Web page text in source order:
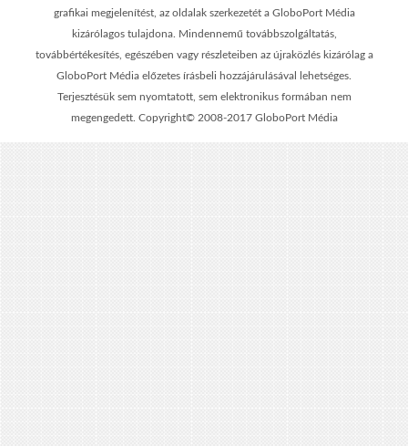
grafikai megjelenítést, az oldalak szerkezetét a GloboPort Média
kizárólagos tulajdona. Mindennemű továbbszolgáltatás,
továbbértékesítés, egészében vagy részleteiben az újraközlés kizárólag a
GloboPort Média előzetes írásbeli hozzájárulásával lehetséges.
Terjesztésük sem nyomtatott, sem elektronikus formában nem
megengedett. Copyright© 2008-2017 GloboPort Média